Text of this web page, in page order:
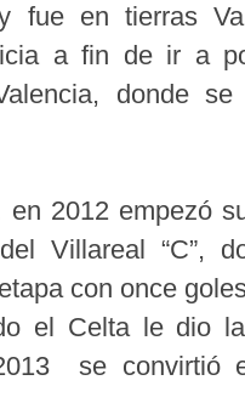
fue en tierras
a fin de ir a
donde
en 2012 empezó
Villareal “C”,
con once
el Celta le dio
se convirtió